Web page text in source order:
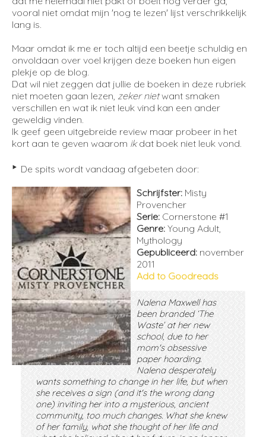
vooral niet omdat mijn 'nog te lezen' lijst verschrikkelijk
lang is.
Maar omdat ik me er toch altijd een beetje schuldig en
onvoldaan over voel krijgen deze boeken hun eigen
plekje op de blog.
Dat wil niet zeggen dat jullie de boeken in deze rubriek
niet moeten gaan lezen, zeker nietwant smaken
verschillen en wat ik niet leuk vind kan een ander
geweldig vinden.
Ik geef geen uitgebreide review maar probeer in het
kort aan te geven waarom ikdat boek niet leuk vond.
‣ De spits wordt vandaag afgebeten door:
Schrijfster: Misty
Provencher
Serie: Cornerstone #1
Genre: Young Adult,
Mythology
Gepubliceerd: november
2011
Add to Goodreads
Nalena Maxwell has
been branded ‘The
Waste’ at her new
school, due to her
mom's obsessive
paper hoarding.
Nalena desperately
wants something to change in her life, but when
she receives a sign (and it's the wrong dang
one) inviting her into a mysterious, ancient
community, too much changes. What she knew
of her family, what she thought of her life and